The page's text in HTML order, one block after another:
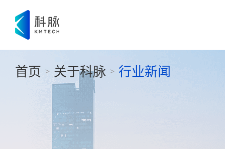
首页 > 关于科脉 > 行业新闻